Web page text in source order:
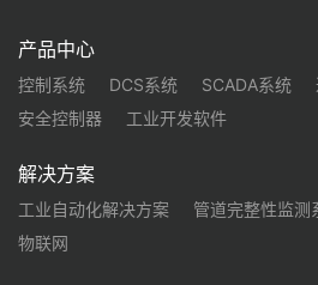
产品中心
控制系统 DCS系统 SCADA系统
安全控制器
工业开发软件
解决方案
工业自动化解决方案 管道完整性监测
物联网